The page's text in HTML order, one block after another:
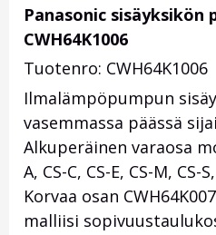
Panasonic sisäyksikön
CWH64K1006
Tuotenro: CWH64K1006
Ilmalämpöpumpun
vasemmassa päässä
Alkuperäinen varaosa
A, CS-C, CS-E, CS-M,
Korvaa osan
malliisi